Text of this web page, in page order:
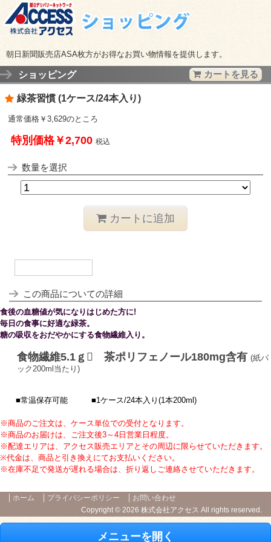
朝日新聞販売店ASA枚方がお得なお買い物情報を提供します。
ショッピング カートを見る
緑茶習慣 (1ケース/24本入り)
通常価格￥3,629のところ
特別価格￥2,700 税込
数量を選択
カートに追加
この商品についての詳細
食後の血糖値が気になりはじめた方に!
毎日の食事に好適な緑茶。
糖の吸収をおだやかにする食物繊維入り。
食物繊維5.1ｇ 茶ポリフェノール180mg含有 (紙パ
ック200ml当たり)
■常温保存可能 ■1ケース/24本入り(1本200ml)
※商品のご注文は、ケース単位での受付となります。
※商品のお届けは、ご注文後3～4日営業日程度。
※配達エリアは、アクセス販売エリアとその周辺に限らせていただきます。
※代金は、商品と引き換えにてお支払いください。
※在庫不足で発送が遅れる場合は、折り返しご連絡させていただきます。
ホーム プライバシーポリシー
お問い合わせ
Copyright © 2026 株式会社アクセス All rights reserved.
メニューを開く